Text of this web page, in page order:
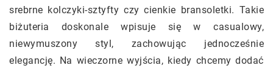
srebrne kolczyki-sztyfty czy cienkie bransoletki. Takie
biżuteria doskonale wpisuje się w casualowy,
niewymuszony styl, zachowując jednocześnie
elegancję. Na wieczorne wyjścia, kiedy chcemy dodać